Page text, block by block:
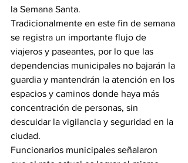
la Semana Santa.
Tradicionalmente en este fin de semana
se registra un importante flujo de
viajeros y paseantes, por lo que las
dependencias municipales no bajarán la
guardia y mantendrán la atención en los
espacios y caminos donde haya más
concentración de personas, sin
descuidar la vigilancia y seguridad en la
ciudad.
Funcionarios municipales señalaron